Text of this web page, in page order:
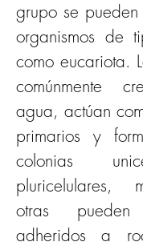
grupo se
organismos de
como eucariota.
comúnmente
agua, actúan
primarios y
colonias
pluricelulares,
otras pueden
adheridos a